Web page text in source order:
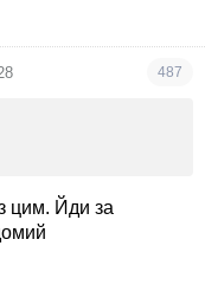
487
з цим. Йди за